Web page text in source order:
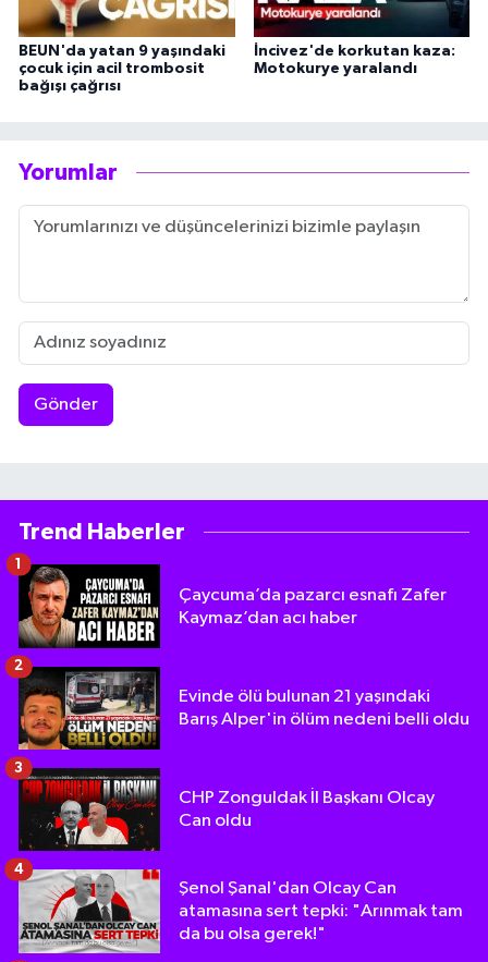
BEUN'da yatan 9 yaşındaki
çocuk için acil trombosit
bağışı çağrısı
İncivez'de korkutan kaza:
Motokurye yaralandı
Yorumlar
Gönder
Trend Haberler
Çaycuma’da pazarcı esnafı Zafer
Kaymaz’dan acı haber
1
Evinde ölü bulunan 21 yaşındaki
Barış Alper'in ölüm nedeni belli oldu
2
CHP Zonguldak İl Başkanı Olcay
Can oldu
3
Şenol Şanal'dan Olcay Can
atamasına sert tepki: "Arınmak tam
da bu olsa gerek!"
4